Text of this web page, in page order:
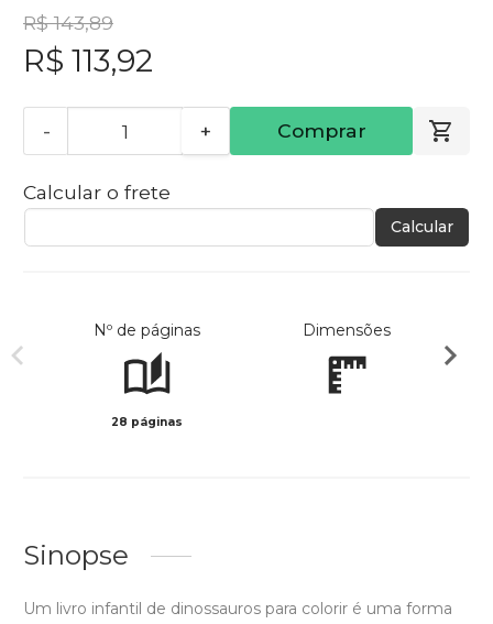
R$ 143,89
R$ 113,92
- + Comprar
Calcular o frete
Calcular
Nº de páginas
28 páginas
Dimensões
Sinopse
Um livro infantil de dinossauros para colorir é uma forma